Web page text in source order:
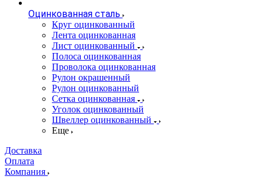
Оцинкованная сталь
Круг оцинкованный
Лента оцинкованная
Лист оцинкованный
Полоса оцинкованная
Проволока оцинкованная
Рулон окрашенный
Рулон оцинкованный
Сетка оцинкованная
Уголок оцинкованный
Швеллер оцинкованный
Еще
Доставка
Оплата
Компания